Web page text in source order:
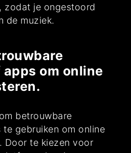
zodat je ongestoord
de muziek.
om online
betrouwbare
gebruiken om online
Door te kiezen voor